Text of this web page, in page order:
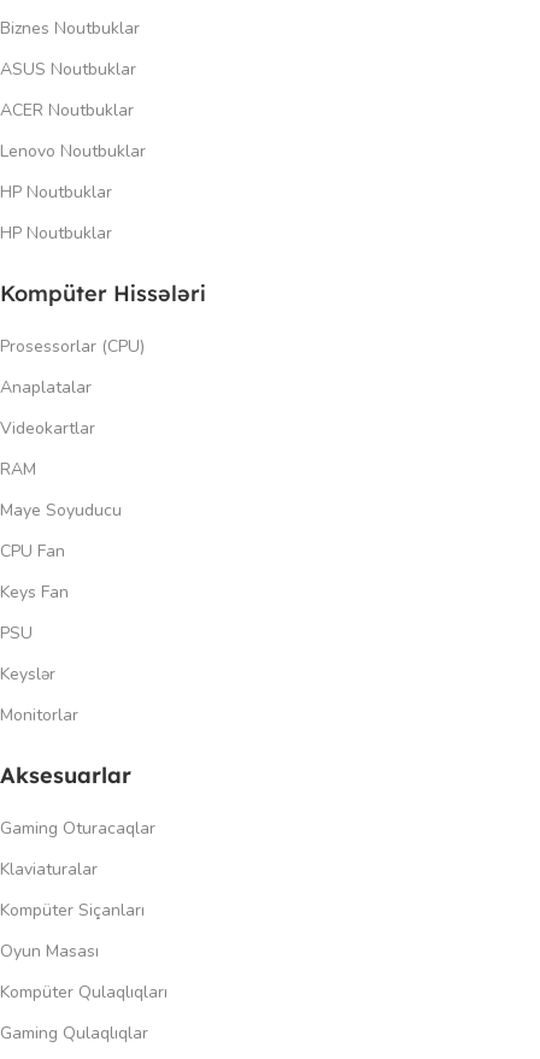
Biznes Noutbuklar
ASUS Noutbuklar
ACER Noutbuklar
Lenovo Noutbuklar
HP Noutbuklar
HP Noutbuklar
Kompüter Hissələri
Prosessorlar (CPU)
Anaplatalar
Videokartlar
RAM
Maye Soyuducu
CPU Fan
Keys Fan
PSU
Keyslər
Monitorlar
Aksesuarlar
Gaming Oturacaqlar
Klaviaturalar
Kompüter Siçanları
Oyun Masası
Kompüter Qulaqlıqları
Gaming Qulaqlıqlar